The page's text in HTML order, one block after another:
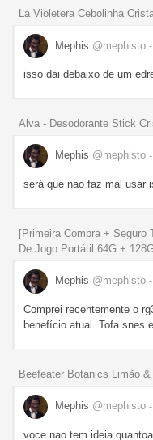
La Violetera Cebolinha
Mephis @mephisto
isso dai debaixo de um
Alva - Desodorante Stick
Mephis @mephisto
será que nao faz mal usar
[Primeira Compra + Seguro
De Jogo Portátil 64G +
Mephis @mephisto
Comprei recentemente o
benefício atual. Tofa snes
Beefeater Botanics Limão
Mephis @mephisto
voce nao tem ideia